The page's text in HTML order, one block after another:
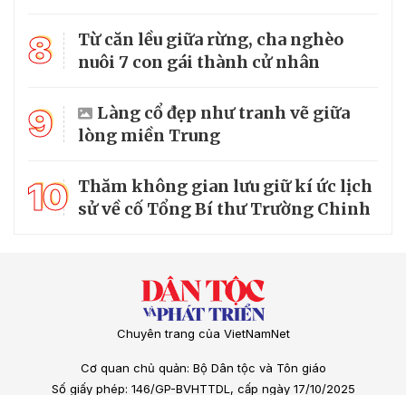
8
Từ căn lều giữa rừng, cha nghèo
nuôi 7 con gái thành cử nhân
9
Làng cổ đẹp như tranh vẽ giữa
lòng miền Trung
10 Thăm không gian lưu giữ kí ức lịch
sử về cố Tổng Bí thư Trường Chinh
Chuyên trang của VietNamNet
Cơ quan chủ quản: Bộ Dân tộc và Tôn giáo
Số giấy phép: 146/GP-BVHTTDL, cấp ngày 17/10/2025